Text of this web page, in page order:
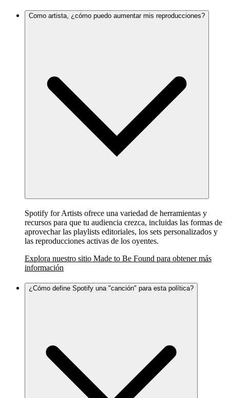
Como artista, ¿cómo puedo aumentar mis reproducciones?
Spotify for Artists ofrece una variedad de herramientas y
recursos para que tu audiencia crezca, incluidas las formas de
aprovechar las playlists editoriales, los sets personalizados y
las reproducciones activas de los oyentes.
Explora nuestro sitio Made to Be Found para obtener más
información
¿Cómo define Spotify una "canción" para esta política?